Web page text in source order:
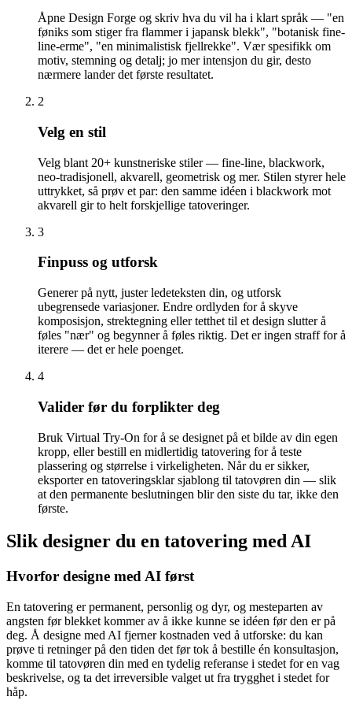
Åpne Design Forge og skriv hva du vil ha i klart språk — "en
føniks som stiger fra flammer i japansk blekk", "botanisk fine-
line-erme", "en minimalistisk fjellrekke". Vær spesifikk om
motiv, stemning og detalj; jo mer intensjon du gir, desto
nærmere lander det første resultatet.
2
Velg en stil
Velg blant 20+ kunstneriske stiler — fine-line, blackwork,
neo-tradisjonell, akvarell, geometrisk og mer. Stilen styrer hele
uttrykket, så prøv et par: den samme idéen i blackwork mot
akvarell gir to helt forskjellige tatoveringer.
3
Finpuss og utforsk
Generer på nytt, juster ledeteksten din, og utforsk
ubegrensede variasjoner. Endre ordlyden for å skyve
komposisjon, strektegning eller tetthet til et design slutter å
føles "nær" og begynner å føles riktig. Det er ingen straff for å
iterere — det er hele poenget.
4
Valider før du forplikter deg
Bruk Virtual Try-On for å se designet på et bilde av din egen
kropp, eller bestill en midlertidig tatovering for å teste
plassering og størrelse i virkeligheten. Når du er sikker,
eksporter en tatoveringsklar sjablong til tatovøren din — slik
at den permanente beslutningen blir den siste du tar, ikke den
første.
Slik designer du en tatovering med AI
Hvorfor designe med AI først
En tatovering er permanent, personlig og dyr, og mesteparten av
angsten før blekket kommer av å ikke kunne se idéen før den er på
deg. Å designe med AI fjerner kostnaden ved å utforske: du kan
prøve ti retninger på den tiden det før tok å bestille én konsultasjon,
komme til tatovøren din med en tydelig referanse i stedet for en vag
beskrivelse, og ta det irreversible valget ut fra trygghet i stedet for
håp.